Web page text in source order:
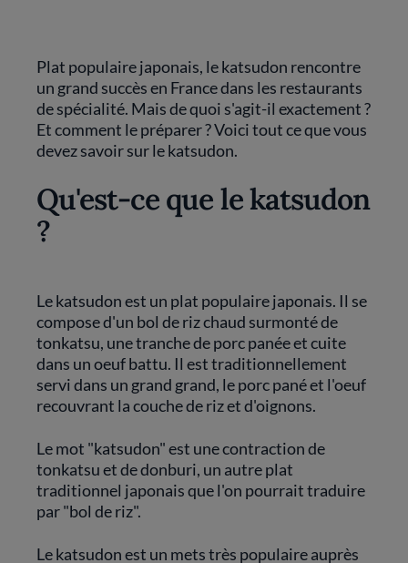
Plat populaire japonais, le katsudon rencontre
un grand succès en France dans les restaurants
de spécialité. Mais de quoi s'agit-il exactement ?
Et comment le préparer ? Voici tout ce que vous
devez savoir sur le katsudon.
Qu'est-ce que le katsudon
?
Le katsudon est un plat populaire japonais. Il se
compose d'un bol de riz chaud surmonté de
tonkatsu, une tranche de porc panée et cuite
dans un oeuf battu. Il est traditionnellement
servi dans un grand grand, le porc pané et l'oeuf
recouvrant la couche de riz et d'oignons.
Le mot "katsudon" est une contraction de
tonkatsu et de donburi, un autre plat
traditionnel japonais que l'on pourrait traduire
par "bol de riz".
Le katsudon est un mets très populaire auprès